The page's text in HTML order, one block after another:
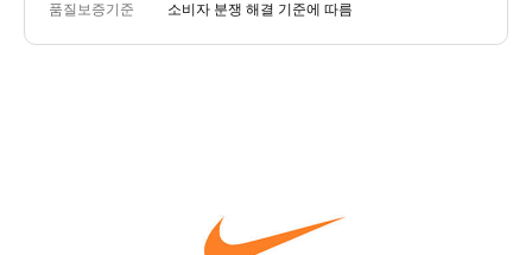
품질보증기준 소비자 분쟁 해결 기준에 따름